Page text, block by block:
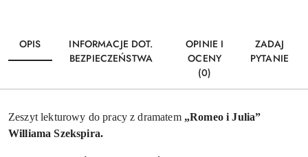
OPIS
INFORMACJE DOT.
BEZPIECZEŃSTWA
OPINIE I
OCENY
(0)
ZADAJ
PYTANIE
Zeszyt lekturowy do pracy z dramatem „Romeo i Julia”
Williama Szekspira.